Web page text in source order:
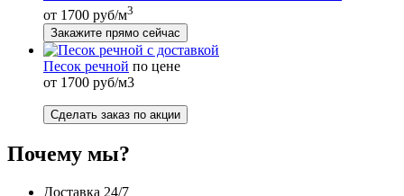
от 1700 руб/м3
Закажите прямо сейчас
Песок речной по цене
от 1700 руб/м3
Сделать заказ по акции
Почему мы?
Доставка 24/7